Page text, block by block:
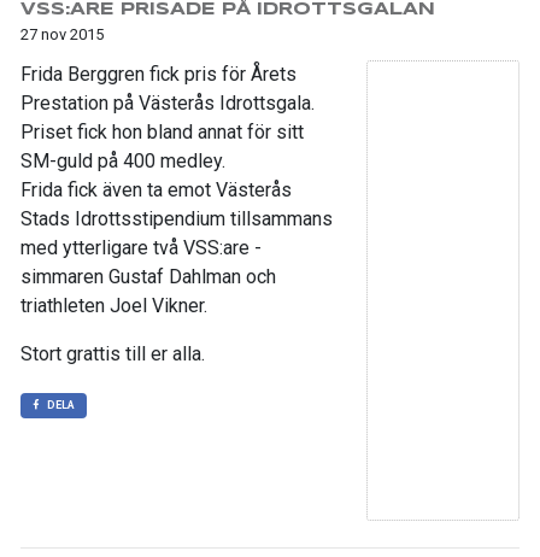
VSS:ARE PRISADE PÅ IDROTTSGALAN
27 nov 2015
Frida Berggren fick pris för Årets
Prestation på Västerås Idrottsgala.
Priset fick hon bland annat för sitt
SM-guld på 400 medley.
Frida fick även ta emot Västerås
Stads Idrottsstipendium tillsammans
med ytterligare två VSS:are -
simmaren Gustaf Dahlman och
triathleten Joel Vikner.
Stort grattis till er alla.
DELA